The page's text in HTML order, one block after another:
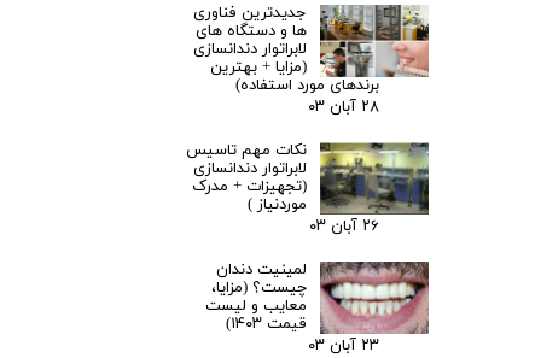
جدیدترین فناوری
ها و دستگاه های
لابراتوار دندانسازی
(مزایا + بهترین
برندهای مورد استفاده)
۲۸ آبان ۰۳
نکات مهم تاسیس
لابراتوار دندانسازی
(تجهیزات + مدرک
موردنیاز )
۲۶ آبان ۰۳
لمینیت دندان
چیست؟ (مزایا،
معایب و لیست
قیمت ۱۴۰۳)
۲۳ آبان ۰۳